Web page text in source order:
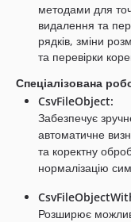
методами для
видалення та
рядків, зміни
та перевірки
Спеціалізована
CsvFileObject:
Забезпечує
автоматичне
та коректну
нормалізацію
Розширює